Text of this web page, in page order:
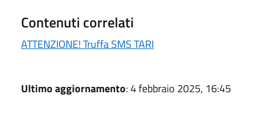
Contenuti correlati
ATTENZIONE! Truffa SMS TARI
Ultimo aggiornamento: 4 febbraio 2025, 16:45